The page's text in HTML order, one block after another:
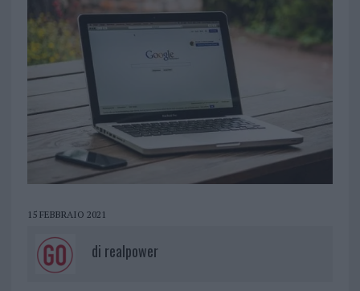
15 FEBBRAIO 2021
di realpower